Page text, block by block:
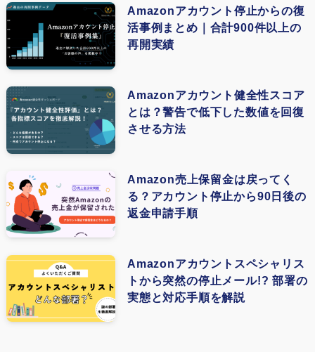
(1)
(1)
(3)
(1)
(1)
(1)
(4)
(4)
Amazonアカウント停止からの復
活事例まとめ｜合計900件以上の
再開実績
Amazonアカウント健全性スコア
とは？警告で低下した数値を回復
させる方法
Amazon売上保留金は戻ってく
る？アカウント停止から90日後の
返金申請手順
Amazonアカウントスペシャリス
トから突然の停止メール!? 部署の
実態と対応手順を解説